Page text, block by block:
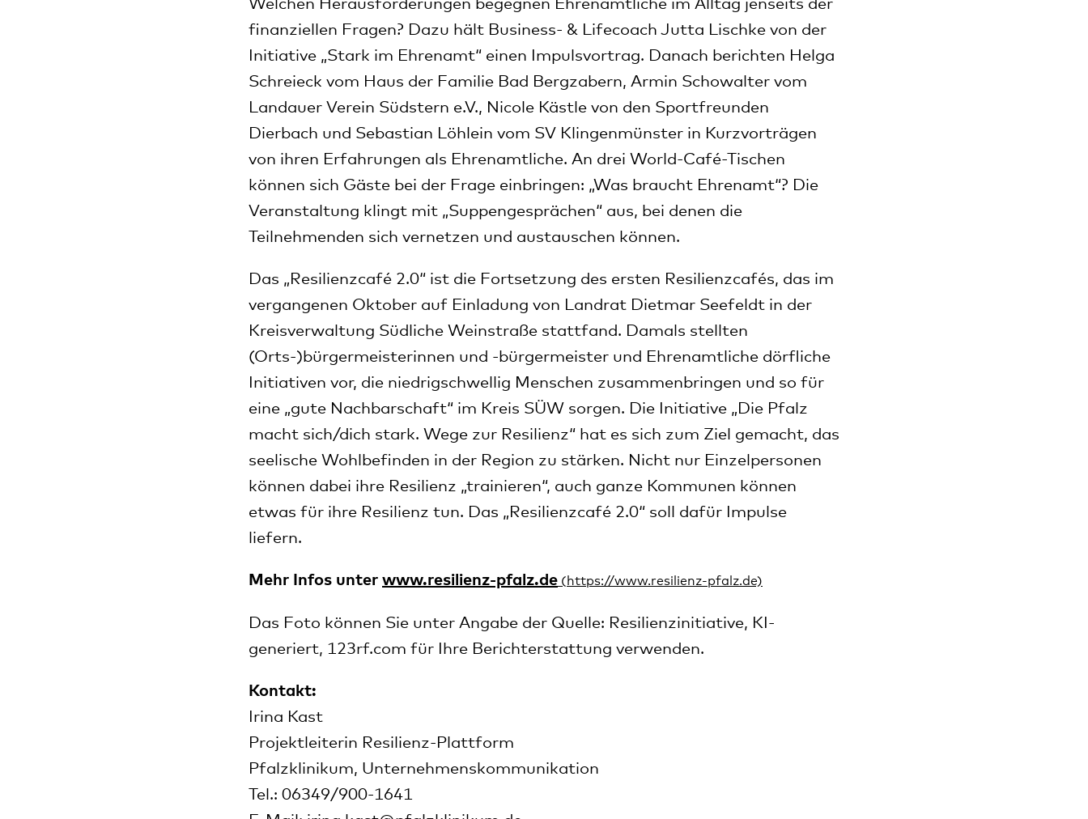
Welchen Herausforderungen begegnen Ehrenamtliche im Alltag jenseits der
finanziellen Fragen? Dazu hält Business- & Lifecoach Jutta Lischke von der
Initiative „Stark im Ehrenamt“ einen Impulsvortrag. Danach berichten Helga
Schreieck vom Haus der Familie Bad Bergzabern, Armin Schowalter vom
Landauer Verein Südstern e.V., Nicole Kästle von den Sportfreunden
Dierbach und Sebastian Löhlein vom SV Klingenmünster in Kurzvorträgen
von ihren Erfahrungen als Ehrenamtliche. An drei World-Café-Tischen
können sich Gäste bei der Frage einbringen: „Was braucht Ehrenamt“? Die
Veranstaltung klingt mit „Suppengesprächen“ aus, bei denen die
Teilnehmenden sich vernetzen und austauschen können.
Das „Resilienzcafé 2.0“ ist die Fortsetzung des ersten Resilienzcafés, das im
vergangenen Oktober auf Einladung von Landrat Dietmar Seefeldt in der
Kreisverwaltung Südliche Weinstraße stattfand. Damals stellten
(Orts-)bürgermeisterinnen und -bürgermeister und Ehrenamtliche dörfliche
Initiativen vor, die niedrigschwellig Menschen zusammenbringen und so für
eine „gute Nachbarschaft“ im Kreis SÜW sorgen. Die Initiative „Die Pfalz
macht sich/dich stark. Wege zur Resilienz“ hat es sich zum Ziel gemacht, das
seelische Wohlbefinden in der Region zu stärken. Nicht nur Einzelpersonen
können dabei ihre Resilienz „trainieren“, auch ganze Kommunen können
etwas für ihre Resilienz tun. Das „Resilienzcafé 2.0“ soll dafür Impulse
liefern.
Mehr Infos unter www.resilienz-pfalz.de
Das Foto können Sie unter Angabe der Quelle: Resilienzinitiative, KI-
generiert, 123rf.com für Ihre Berichterstattung verwenden.
Kontakt:
Irina Kast
Projektleiterin Resilienz-Plattform
Pfalzklinikum, Unternehmenskommunikation
Tel.: 06349/900-1641